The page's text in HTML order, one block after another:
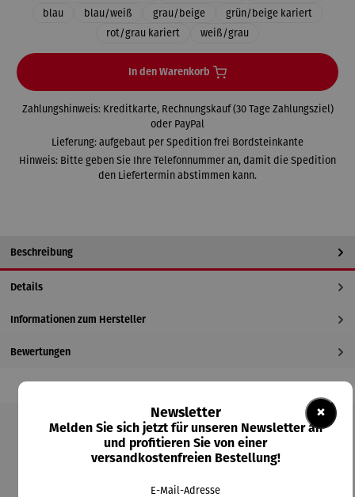
blau
blau/weiß grau/beige
grün/beige kariert
rot/grau kariert
weiß/grau
In den Warenkorb
Zahlungshinweis: Kreditkarte, Rechnungskauf (30 Tage Zahlungsziel)
oder PayPal
Lieferung: aufgebaut per Spedition frei Bordsteinkante
Hinweis: Bitte geben Sie Ihre Telefonnummer an, damit die Spedition
den Liefertermin abstimmen kann.
Beschreibung
Details
Informationen zum Hersteller
Bewertungen
Produktgalerie überspringen
×
Newsletter
Melden Sie sich jetzt für unseren Newsletter an
und profitieren Sie von einer
versandkostenfreien Bestellung!
E-Mail-Adresse